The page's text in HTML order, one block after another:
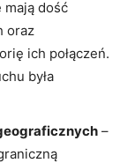
mają dość
oraz
ich połączeń.
była
–